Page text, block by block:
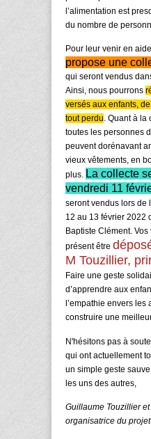
l’alimentation est
du nombre de
Pour leur venir en
propose une
qui seront vendus
Ainsi, nous pourrons
versés aux enfants,
tout perdu. Quant à la
toutes les personnes
peuvent dorénavant
vieux vêtements, en
plus. La collecte
vendredi 11
seront vendus lors de
12 au 13 février 2022
Baptiste Clément.
présent être
M Touzillier,
Faire une geste
d’apprendre aux
l’empathie envers
construire une
N'hésitons pas à
qui ont actuellement
un simple geste
les uns des autres,
Guillaume Touzillier
organisatrice du projet